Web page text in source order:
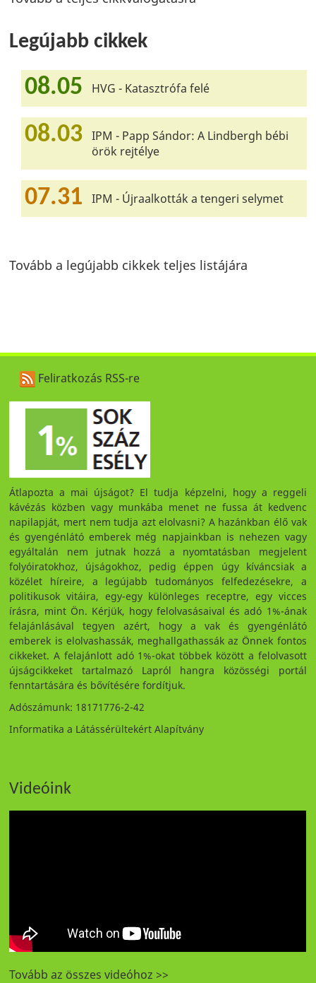
Legújabb cikkek
08.05 HVG - Katasztrófa felé
08.03
IPM - Papp Sándor: A Lindbergh bébi
örök rejtélye
07.31 IPM - Újraalkották a tengeri selymet
Tovább a legújabb cikkek teljes listájára
Feliratkozás RSS-re
Átlapozta a mai újságot? El tudja képzelni, hogy a reggeli
kávézás közben vagy munkába menet ne fussa át kedvenc
napilapját, mert nem tudja azt elolvasni? A hazánkban élő vak
és gyengénlátó emberek még napjainkban is nehezen vagy
egyáltalán nem jutnak hozzá a nyomtatásban megjelent
folyóiratokhoz, újságokhoz, pedig éppen úgy kíváncsiak a
közélet híreire, a legújabb tudományos felfedezésekre, a
politikusok vitáira, egy-egy különleges receptre, egy vicces
írásra, mint Ön. Kérjük, hogy felolvasásaival és adó 1%-ának
felajánlásával tegyen azért, hogy a vak és gyengénlátó
emberek is elolvashassák, meghallgathassák az Önnek fontos
cikkeket. A felajánlott adó 1%-okat többek között a felolvasott
újságcikkeket tartalmazó Lapról hangra közösségi portál
fenntartására és bővítésére fordítjuk.
Adószámunk: 18171776-2-42
Informatika a Látássérültekért Alapítvány
Videóink
Tovább az összes videóhoz >>